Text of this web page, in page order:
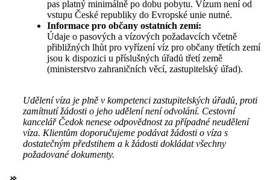
pas platný minimálně po dobu pobytu. Vízum není od
vstupu České republiky do Evropské unie nutné.
Informace pro občany ostatních zemí:
Údaje o pasových a vízových požadavcích včetně
přibližných lhůt pro vyřízení víz pro občany třetích zemí
jsou k dispozici u příslušných úřadů třetí země
(ministerstvo zahraničních věcí, zastupitelský úřad).
Udělení víza je plně v kompetenci zastupitelských úřadů, proti
zamítnutí žádosti o jeho udělení není odvolání. Cestovní
kancelář Čedok nenese odpovědnost za případné neudělení
víza. Klientům doporučujeme podávat žádosti o víza s
dostatečným předstihem a k žádosti dokládat všechny
požadované dokumenty.